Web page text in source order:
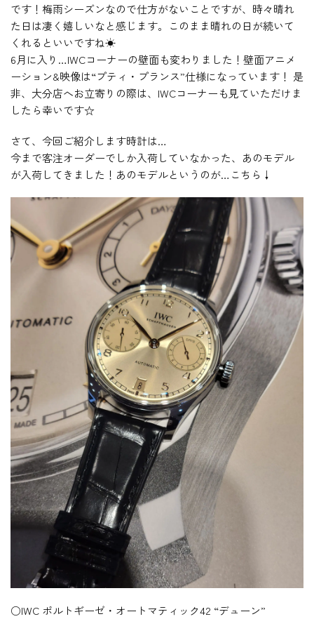
です！梅雨シーズンなので仕方がないことですが、時々晴れ
た日は凄く嬉しいなと感じます。このまま晴れの日が続いて
くれるといいですね☀
6月に入り…IWCコーナーの壁面も変わりました！壁面アニメ
ーション&映像は“プティ・プランス”仕様になっています！ 是
非、大分店へお立寄りの際は、IWCコーナーも見ていただけま
したら幸いです☆
さて、今回ご紹介します時計は…
今まで客注オーダーでしか入荷していなかった、あのモデル
が入荷してきました！あのモデルというのが…こちら↓
○IWC ポルトギーゼ・オートマティック42 “デューン”